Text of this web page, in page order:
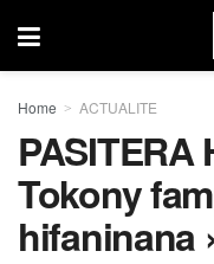
Home ACTUALITE
PASITERA
Tokony
hifaninana